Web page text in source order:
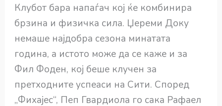
Клубот бара напаѓач кој ќе комбинира
брзина и физичка сила. Џереми Доку
немаше најдобра сезона минатата
година, а истото може да се каже и за
Фил Фоден, кој беше клучен за
претходните успеаси на Сити. Според
„Фихајес“, Пеп Гвардиола го сака Рафаел